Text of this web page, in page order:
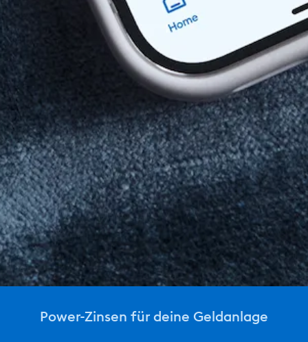
Power-Zinsen für deine Geldanlage